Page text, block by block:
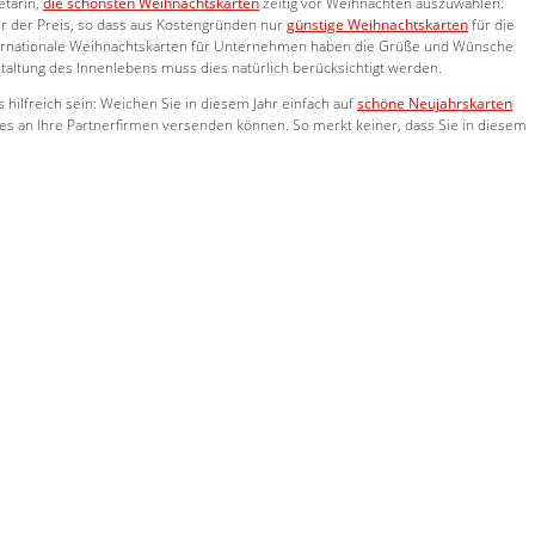
Preis, so dass aus Kostengründen nurgünstige Weihnachtskartenfür die
Weihnachtskarten für Unternehmen haben die Grüße und Wünsche
des Innenlebens muss dies natürlich berücksichtigt werden.
sein: Weichen Sie in diesem Jahr einfach aufschöne Neujahrskarten
an Ihre Partnerfirmen versenden können. So merkt keiner, dass Sie in diesem